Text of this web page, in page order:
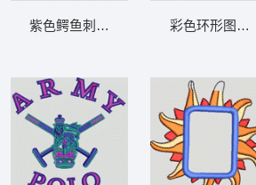
蓝色花朵线稿图案 卡通童装章标贴布 紫色鳄鱼刺绣图案 卡通童装章标贴布